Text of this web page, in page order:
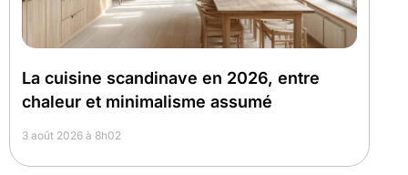
La cuisine scandinave en 2026, entre
chaleur et minimalisme assumé
3 août 2026 à 8h02